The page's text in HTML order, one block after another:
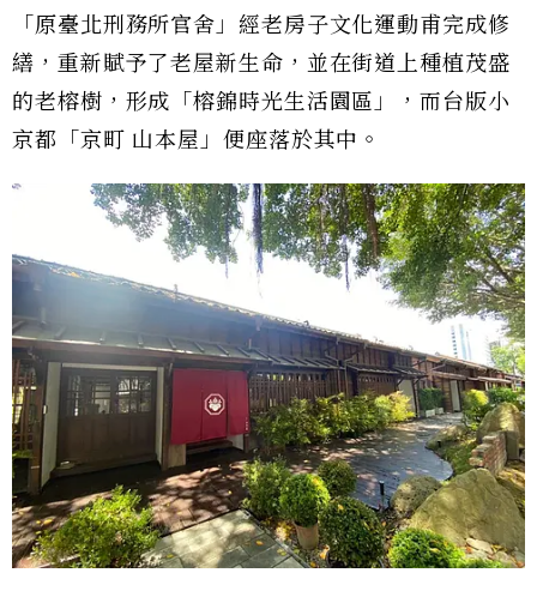
「原臺北刑務所官舍」經老房子文化運動甫完成修
繕，重新賦予了老屋新生命，並在街道上種植茂盛
的老榕樹，形成「榕錦時光生活園區」，而台版小
京都「京町 山本屋」便座落於其中。